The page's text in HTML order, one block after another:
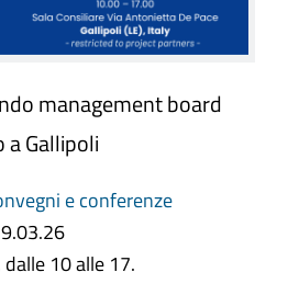
management board
Gallipoli
e conferenze
10 alle 17.